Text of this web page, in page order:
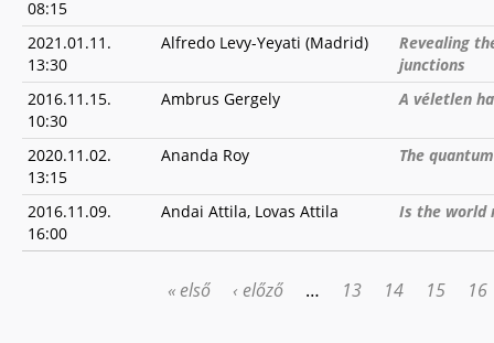
08:15
2021.01.11.
13:30
Alfredo Levy-Yeyati (Madrid)
Revealing
junctions
2016.11.15.
10:30
Ambrus Gergely A véletlen
2020.11.02.
13:15
Ananda Roy The
2016.11.09.
16:00
Andai Attila, Lovas Attila Is the world
« első ‹ előző … 13 14 15 16